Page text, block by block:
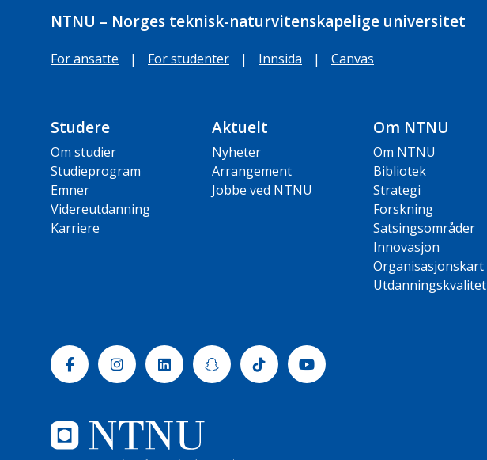
NTNU – Norges teknisk-naturvitenskapelige universitet
For ansatte | For studenter | Innsida | Canvas
Studere
Om studier
Studieprogram
Emner
Videreutdanning
Karriere
Aktuelt
Nyheter
Arrangement
Jobbe ved NTNU
Om NTNU
Om NTNU
Bibliotek
Strategi
Forskning
Satsingsområder
Innovasjon
Organisasjonskart
Utdanningskvalitet
FacebookInstagramLinkedinSnapchatTiktok Youtube